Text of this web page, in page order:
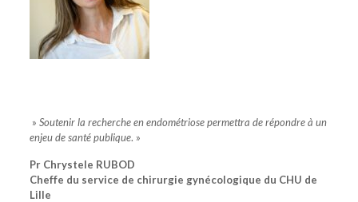
» Soutenir la recherche en endométriose permettra de répondre à un
enjeu de santé publique. »
Pr Chrystele RUBOD
Cheffe du service de chirurgie gynécologique du CHU de
Lille